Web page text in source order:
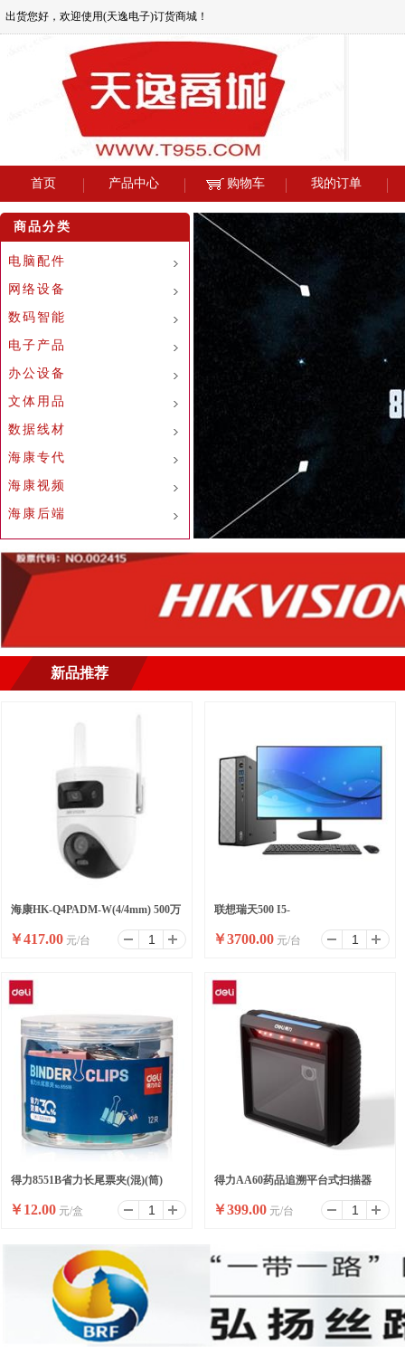
出货您好，欢迎使用(天逸电子)订货商城！
首页 产品中心 购物车 我的订单
商品分类
电脑配件
网络设备
数码智能
电子产品
办公设备
文体用品
数据线材
海康专代
海康视频
海康后端
新品推荐
海康HK-Q4PADM-W(4/4mm) 500万
双摄WiFi套装小球
￥417.00 元/台
联想瑞天500 I5-
13500HX/16G/512SSD/WIFI/8
升/W11/ 23.8
￥3700.00 元/台
得力8551B省力长尾票夹(混)(筒)
￥12.00 元/盒
得力AA60药品追溯平台式扫描器
(黑)(台)
￥399.00 元/台